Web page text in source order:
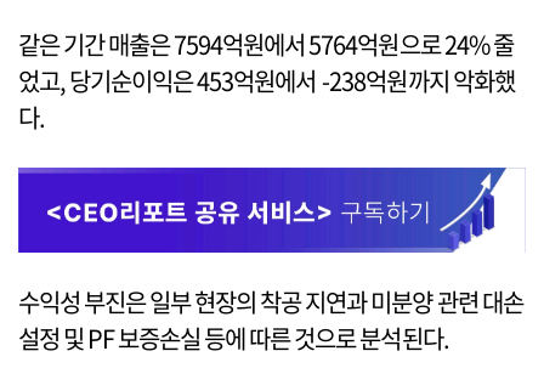
같은 기간 매출은 7594억원에서 5764억원으로 24% 줄
었고, 당기순이익은 453억원에서 -238억원까지 악화했
다.
수익성 부진은 일부 현장의 착공 지연과 미분양 관련 대손
설정 및 PF 보증손실 등에 따른 것으로 분석된다.